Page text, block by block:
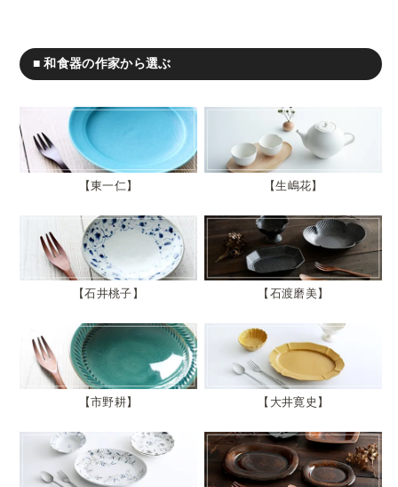
■ 和食器の作家から選ぶ
東一仁 生嶋花
石井桃子 石渡磨美
市野耕 大井寛史